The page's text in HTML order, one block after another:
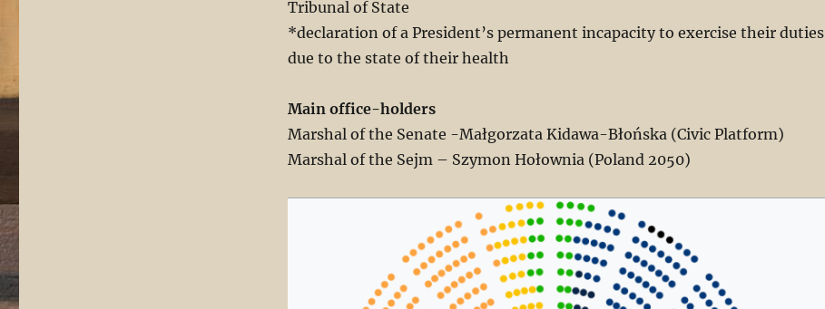
Tribunal of State
*declaration of a President’s permanent incapacity to exercise their duties
due to the state of their health
Main office-holders
Marshal of the Senate -Małgorzata Kidawa-Błońska (Civic Platform)
Marshal of the Sejm – Szymon Hołownia (Poland 2050)